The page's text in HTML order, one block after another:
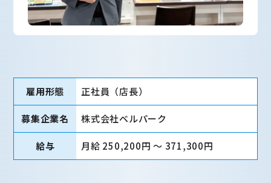
雇用形態 正社員（店長）
募集企業名 株式会社ベルパーク
給与 月給 250,200円 〜 371,300円